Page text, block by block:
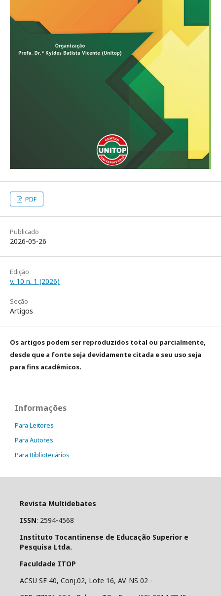
PDF
Publicado
2026-05-26
Edição
v. 10 n. 1 (2026)
Seção
Artigos
Os artigos podem ser reproduzidos total ou parcialmente,
desde que a fonte seja devidamente citada e seu uso seja
para fins acadêmicos.
Informações
Para Leitores
Para Autores
Para Bibliotecários
Revista Multidebates
ISSN: 2594-4568
Instituto Tocantinense de Educação Superior e
Pesquisa Ltda.
Faculdade ITOP
ACSU SE 40, Conj.02, Lote 16, AV. NS 02 -